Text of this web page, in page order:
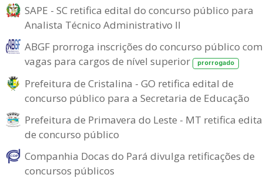
SAPE - SC retifica edital do concurso público para
Analista Técnico Administrativo II
ABGF prorroga inscrições do concurso público com
vagas para cargos de nível superior
prorrogado
Prefeitura de Cristalina - GO retifica edital de
concurso público para a Secretaria de Educação
Prefeitura de Primavera do Leste - MT retifica
de concurso público
Companhia Docas do Pará divulga retificações de
concursos públicos